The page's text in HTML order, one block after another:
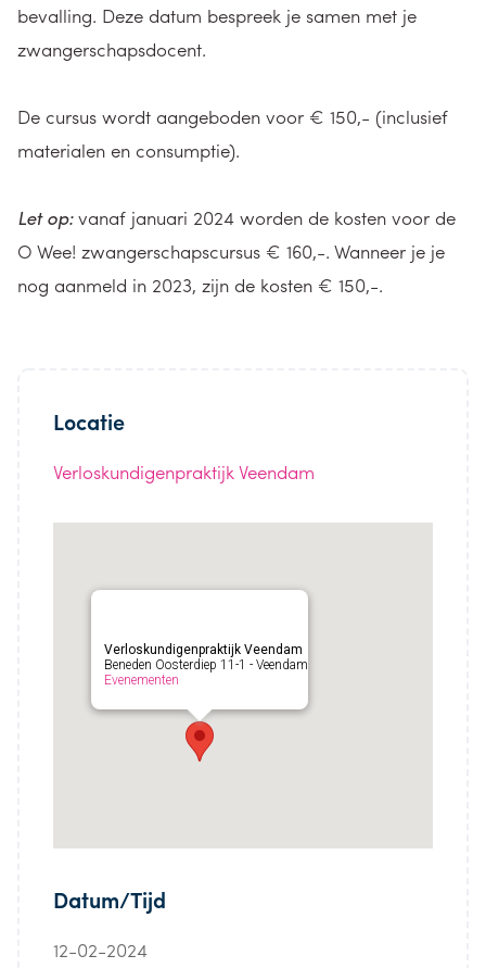
bevalling. Deze datum bespreek je samen met je
zwangerschapsdocent.
De cursus wordt aangeboden voor € 150,- (inclusief
materialen en consumptie).
Let op:vanaf januari 2024 worden de kosten voor de
O Wee! zwangerschapscursus € 160,-. Wanneer je je
nog aanmeld in 2023, zijn de kosten € 150,-.
Locatie
Verloskundigenpraktijk Veendam
Verloskundigenpraktijk Veendam
Beneden Oosterdiep 11-1 - Veendam
Evenementen
Datum/Tijd
12-02-2024